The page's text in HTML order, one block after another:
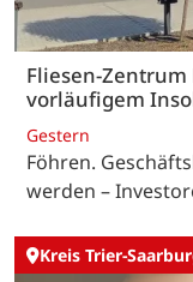
Fliesen-
vorläufigem
Gestern
Föhren.
werden –
Kreis Trier-